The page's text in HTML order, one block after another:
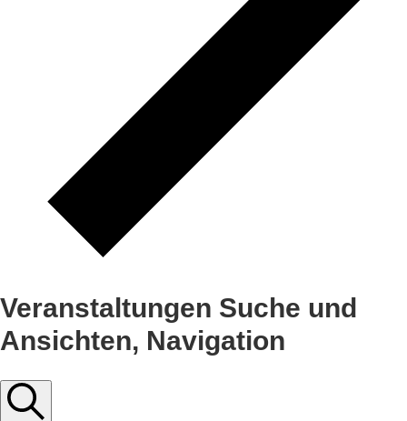
Veranstaltungen Suche und
Ansichten, Navigation